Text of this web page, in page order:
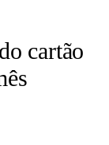
cartão